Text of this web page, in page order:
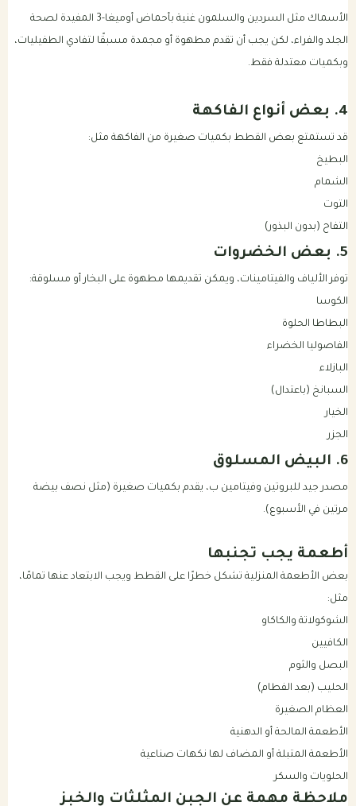
الأسماك مثل السردين والسلمون غنية بأحماض أوميغا-3 المفيدة لصحة
الجلد والفراء، لكن يجب أن تقدم مطهوة أو مجمدة مسبقًا لتفادي الطفيليات،
وبكميات معتدلة فقط.
4. بعض أنواع الفاكهة
قد تستمتع بعض القطط بكميات صغيرة من الفاكهة مثل:
البطيخ
الشمام
التوت
التفاح (بدون البذور)
5. بعض الخضروات
توفر الألياف والفيتامينات، ويمكن تقديمها مطهوة على البخار أو مسلوقة:
الكوسا
البطاطا الحلوة
الفاصوليا الخضراء
البازلاء
السبانخ (باعتدال)
الخيار
الجزر
6. البيض المسلوق
مصدر جيد للبروتين وفيتامين ب، يقدم بكميات صغيرة (مثل نصف بيضة
مرتين في الأسبوع).
أطعمة يجب تجنبها
بعض الأطعمة المنزلية تشكل خطرًا على القطط ويجب الابتعاد عنها تمامًا،
مثل:
الشوكولاتة والكاكاو
الكافيين
البصل والثوم
الحليب (بعد الفطام)
العظام الصغيرة
الأطعمة المالحة أو الدهنية
الأطعمة المتبلة أو المضاف لها نكهات صناعية
الحلويات والسكر
ملاحظة مهمة عن الجبن المثلثات والخبز